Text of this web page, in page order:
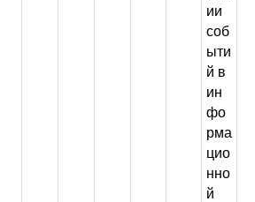
ии
соб
ыти
й в
ин
фо
рма
цио
нно
й